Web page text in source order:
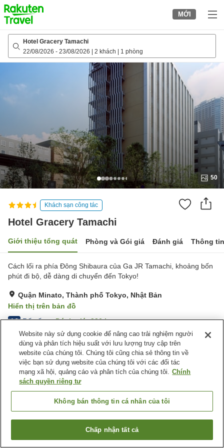
to
top
page
MỚI
Hotel Gracery Tamachi
22/08/2026 - 23/08/2026 2 khách 1 phòng
50
Khách sạn công tác
Hotel Gracery Tamachi
Giới thiệu tổng quát Phòng và Gói giá Đánh giá Thông
Cách lối ra phía Đông Shibaura của Ga JR Tamachi, khoảng bốn
phút đi bộ, dễ dàng di chuyển đến Tokyo!
Quận Minato, Thành phố Tokyo, Nhật Bản
Hiển thị trên bản đồ
4.2 Rất tốt Đánh giá:326lượt
Tiện nghi chỗ nghỉ
Spa / Salon
Nhà hàng
Lounge
Giao Hàng Tận Nhà
Nhật Bản Thành phố Tokyo
Quận Minato
Hotel Gracery Tamachi
Tìm phòng trống
Website này sử dụng cookie để nâng cao trải nghiệm người
dùng và phân tích hiệu suất với lưu lượng truy cập trên
website của chúng tôi. Chúng tôi cũng chia sẻ thông tin về
việc bạn sử dụng website của chúng tôi với các đối tác
mạng xã hội, quảng cáo và phân tích của chúng tôi. Chính
sách quyền riêng tư
Không bán thông tin cá nhân của tôi
Chấp nhận tất cả